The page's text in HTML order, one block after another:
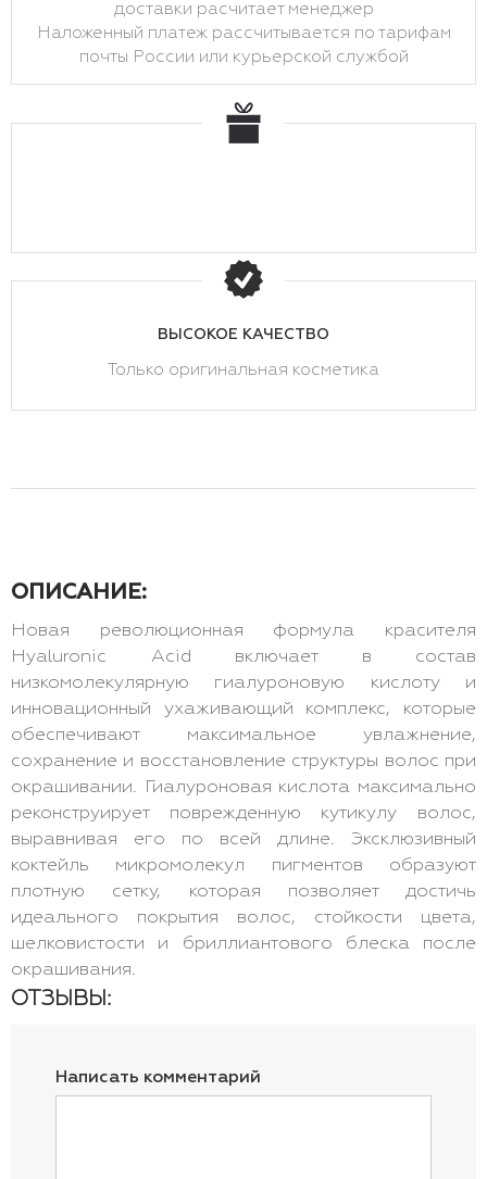
доставки расчитает менеджер
Наложенный платеж рассчитывается по тарифам
почты России или курьерской службой
ВЫСОКОЕ КАЧЕСТВО
Только оригинальная косметика
ОПИСАНИЕ:
Новая революционная формула красителя
Hyaluronic Acid включает в состав
низкомолекулярную гиалуроновую кислоту и
инновационный ухаживающий комплекс, которые
обеспечивают максимальное увлажнение,
сохранение и восстановление структуры волос при
окрашивании. Гиалуроновая кислота максимально
реконструирует поврежденную кутикулу волос,
выравнивая его по всей длине. Эксклюзивный
коктейль микромолекул пигментов образуют
плотную сетку, которая позволяет достичь
идеального покрытия волос, стойкости цвета,
шелковистости и бриллиантового блеска после
окрашивания.
ОТЗЫВЫ:
Написать комментарий